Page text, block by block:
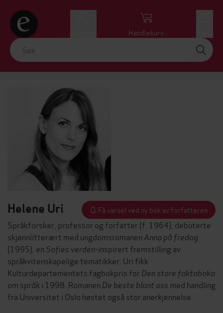
Handlekurv
Helene Uri Få varsel ved ny bok av forfatteren
Språkforsker, professor og forfatter (f. 1964), debuterte
skjønnlitterært med ungdomsromanen Anna på fredag
(1995), en Sofies verden-inspirert fremstilling av
språkvitenskapelige tematikker. Uri fikk
Kulturdepartementets fagbokpris forDen store faktaboka
om språk i 1998. Romanen De beste blant oss med handling
fra Universitet i Oslo høstet også stor anerkjennelse.